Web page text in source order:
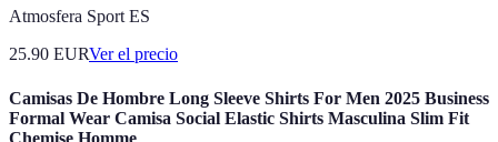
Atmosfera Sport ES
25.90 EURVer el precio
Camisas De Hombre Long Sleeve Shirts For Men 2025 Business
Formal Wear Camisa Social Elastic Shirts Masculina Slim Fit
Chemise Homme